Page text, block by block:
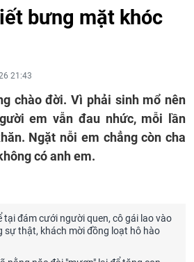
bưng mặt khóc
21:43
chào đời. Vì phải sinh mổ nên
em vẫn đau nhức, mỗi lần
Ngặt nỗi em chẳng còn cha
có anh em.
tại đám cưới người quen, cô gái lao vào
sự thật, khách mời đồng loạt hô hào